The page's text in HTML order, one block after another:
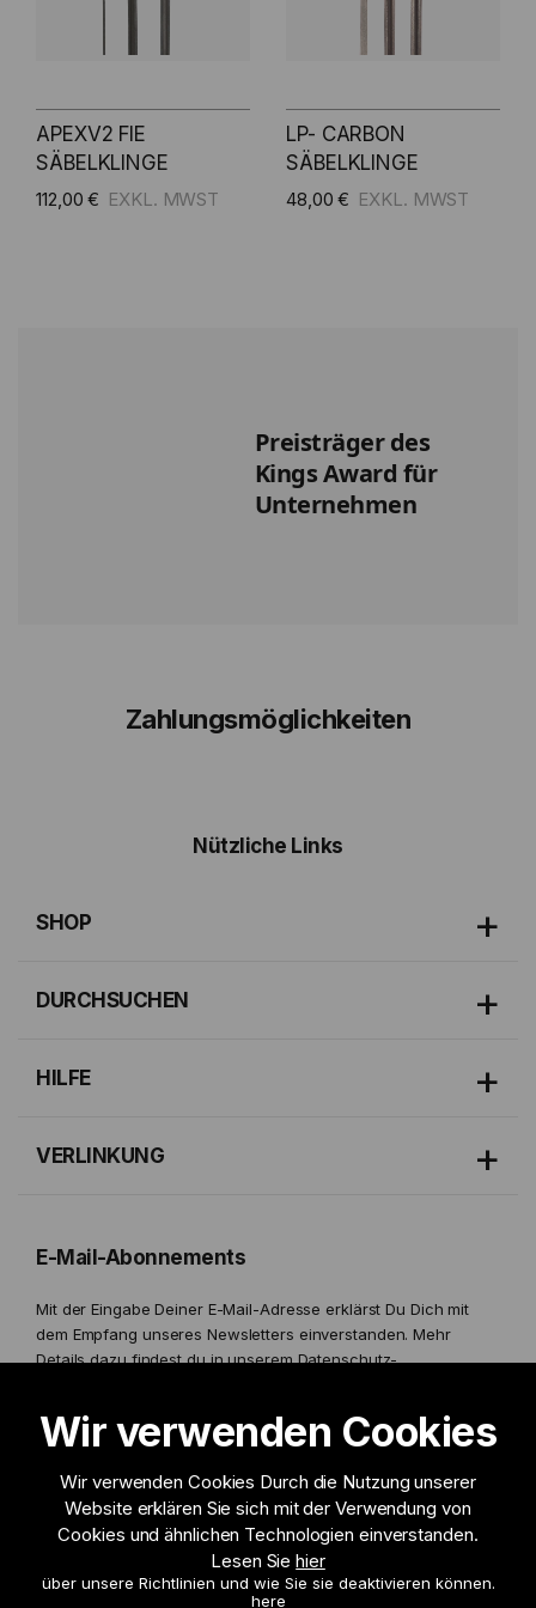
Wir verwenden Cookies
Wir verwenden Cookies Durch die Nutzung unserer
Website erklären Sie sich mit der Verwendung von
Cookies und ähnlichen Technologien einverstanden.
Lesen Siehier
über unsere Richtlinien und wie Sie sie deaktivieren können.
here
APEXV2 FIE
SÄBELKLINGE
112,00 €
LP- CARBON
SÄBELKLINGE
48,00 €
Preisträger des
Kings Award für
Unternehmen
Zahlungsmöglichkeiten
E-Mail-Abonnements
Mit der Eingabe Deiner E-Mail-Adresse erklärst Du Dich mit
dem Empfang unseres Newsletters einverstanden. Mehr
Details dazu findest du in unseremDatenschutz-
Ich möchte Informationen erhalten zu
Anmelden
Nützliche Links
SHOP
DURCHSUCHEN
HILFE
VERLINKUNG